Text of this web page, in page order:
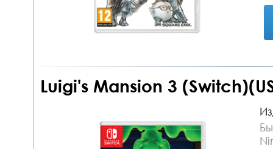
Luigi's Mansion 3